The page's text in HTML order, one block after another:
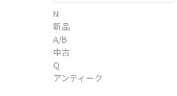
N
新品
A/B
中古
Q
アンティーク